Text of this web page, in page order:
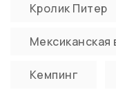
Кролик Питер
Мексиканская
Кемпинг